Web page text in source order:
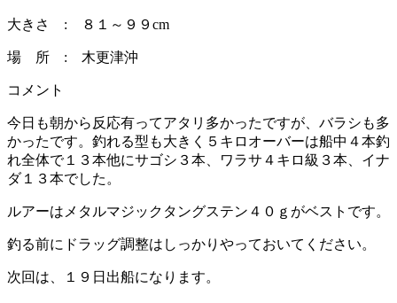
大きさ : ８１～９９cm
場 所 : 木更津沖
コメント
今日も朝から反応有ってアタリ多かったですが、バラシも多
かったです。釣れる型も大きく５キロオーバーは船中４本釣
れ全体で１３本他にサゴシ３本、ワラサ４キロ級３本、イナ
ダ１３本でした。
ルアーはメタルマジックタングステン４０ｇがベストです。
釣る前にドラッグ調整はしっかりやっておいてください。
次回は、１９日出船になります。